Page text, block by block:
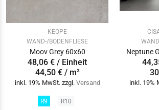
KEOPE
WAND-/BODENFLIESE
Moov Grey 60x60
48,06 € / Einheit
44,50 € / m²
inkl. 19% MwSt. zzgl. Versand
R9 R10
Neptune
inkl. 19%